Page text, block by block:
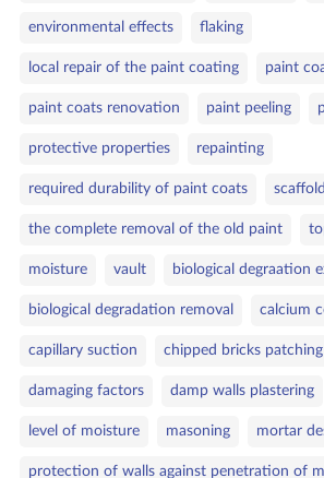
environmental effects flaking
local repair of the paint coating paint
paint coats renovation paint peeling
protective properties repainting
required durability of paint coats
the complete removal of the old paint
moisture vault biological degraation
biological degradation removal calcium
capillary suction chipped bricks patching
damaging factors damp walls plastering
level of moisture masoning mortar
protection of walls against penetration of